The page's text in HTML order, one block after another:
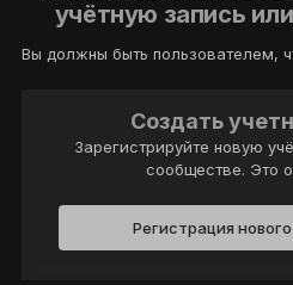
учётную запись
Вы должны быть пользователем,
Создать
Зарегистрируйте новую
сообществе. Это
Регистрация